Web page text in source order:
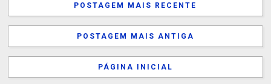
POSTAGEM MAIS RECENTE
POSTAGEM MAIS ANTIGA
PÁGINA INICIAL